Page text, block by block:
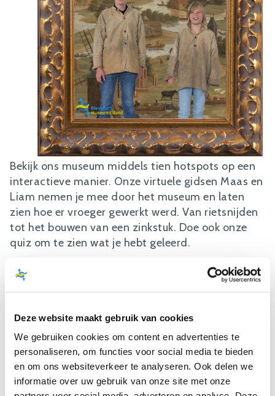
Deze website maakt gebruik van cookies
We gebruiken cookies om content en advertenties te
personaliseren, om functies voor social media te bieden
en om ons websiteverkeer te analyseren. Ook delen we
informatie over uw gebruik van onze site met onze
Bekijk ons museum middels tien hotspots op een
interactieve manier. Onze virtuele gidsen Maas en
Liam nemen je mee door het museum en laten
zien hoe er vroeger gewerkt werd. Van rietsnijden
tot het bouwen van een zinkstuk. Doe ook onze
quiz om te zien wat je hebt geleerd.
Je kunt de tour doen met jouw eigen telefoon. Heb
je die niet dan kun je bij ons een IPad lenen. Daar
AR is een technologie die een virtuele
holografische laag over de echte wereld
aanbrengt. Met behulp van een AR-apparaat
verschijnen 3D-figuren en versmelten ze met de
echte omgeving. In tegenstelling tot Virtual